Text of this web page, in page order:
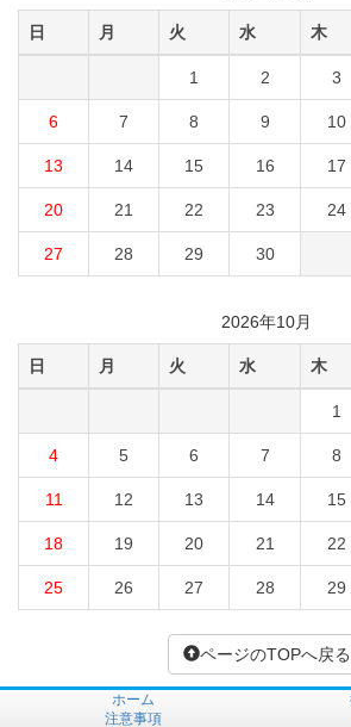
日 月 火 水 木
1 2 3
6 7 8 9 10
13 14 15 16 17
20 21 22 23 24
27 28 29 30
2026年10月
日 月 火 水 木
1
4 5 6 7 8
11 12 13 14 15
18 19 20 21 22
25 26 27 28 29
ページのTOPへ戻る
ホーム
注意事項